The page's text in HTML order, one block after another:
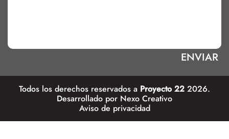
Todos los derechos reservados a Proyecto 22 2026.
Desarrollado por Nexo Creativo
Aviso de privacidad